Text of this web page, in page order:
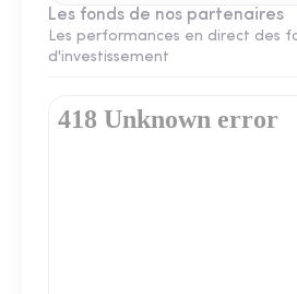
Les fonds de nos partenaires
Les performances en direct des
d'investissement